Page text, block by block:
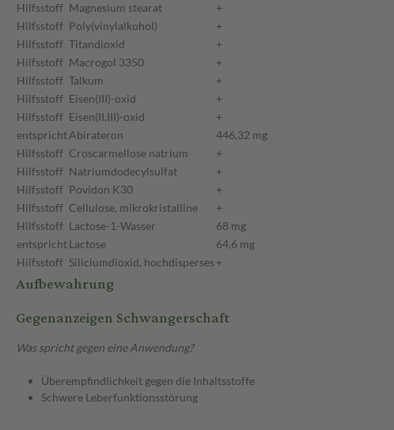
Hilfsstoff Magnesium stearat
+
Hilfsstoff Poly(vinylalkohol)
+
Hilfsstoff Titandioxid
+
Hilfsstoff Macrogol 3350
+
Hilfsstoff Talkum
+
Hilfsstoff Eisen(III)-oxid
+
Hilfsstoff Eisen(II,III)-oxid
+
entsprichtAbirateron
446,32 mg
Hilfsstoff Croscarmellose natrium
+
Hilfsstoff Natriumdodecylsulfat
+
Hilfsstoff Povidon K30
+
Hilfsstoff Cellulose, mikrokristalline
+
Hilfsstoff Lactose-1-Wasser
68 mg
entsprichtLactose
64,6 mg
Hilfsstoff Siliciumdioxid, hochdisperses +
Aufbewahrung
Gegenanzeigen Schwangerschaft
Was spricht gegen eine Anwendung?
Überempfindlichkeit gegen die Inhaltsstoffe
Schwere Leberfunktionsstörung